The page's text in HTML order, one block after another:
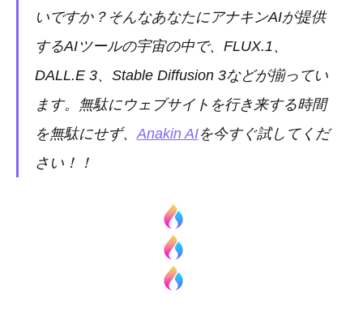
いですか？そんなあなたにアナキンAIが提供
するAIツールの宇宙の中で、FLUX.1、
DALL.E 3、Stable Diffusion 3などが揃ってい
ます。無駄にウェブサイトを行き来する時間
を無駄にせず、Anakin AIを今すぐ試してくだ
さい！！